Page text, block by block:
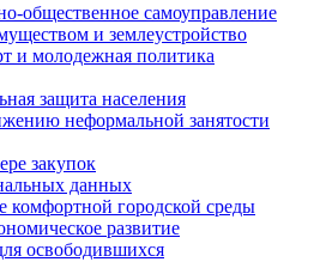
общественное самоуправление
и землеустройство
и молодежная политика
защита населения
неформальной занятости
закупок
данных
комфортной городской среды
развитие
освободившихся